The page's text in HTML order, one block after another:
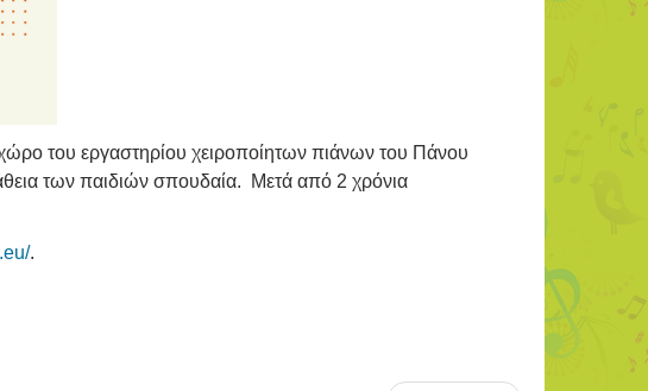
του εργαστηρίου χειροποίητων πιάνων του Πάνου
των παιδιών σπουδαία. Μετά από 2 χρόνια
.